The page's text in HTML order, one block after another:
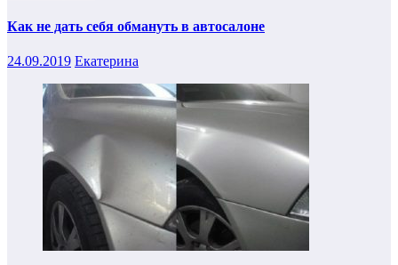
Как не дать себя обмануть в автосалоне
24.09.2019 Екатерина